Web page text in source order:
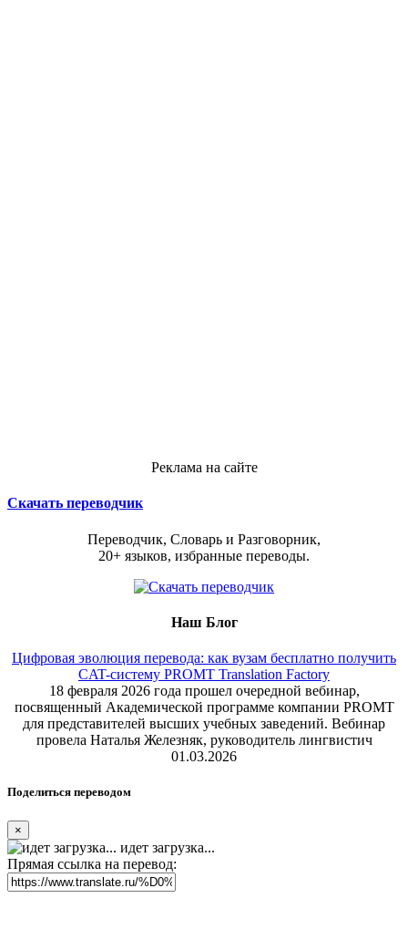
Реклама на сайте
Скачать переводчик
Переводчик, Словарь и Разговорник,
20+ языков, избранные переводы.
Наш Блог
Цифровая эволюция перевода: как вузам бесплатно получить
CAT-систему PROMT Translation Factory
18 февраля 2026 года прошел очередной вебинар,
посвященный Академической программе компании PROMT
для представителей высших учебных заведений. Вебинар
провела Наталья Железняк, руководитель лингвистич
01.03.2026
Поделиться переводом
×
идет загрузка...
Прямая ссылка на перевод: